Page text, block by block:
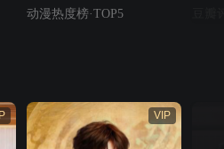
动漫热度榜·TOP5
VIP